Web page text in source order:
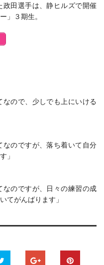
田選手は、静ヒルズで開催
」３期生。
なので、少しでも上にいける
なのですが、落ち着いて自分
」
なのですが、日々の練習の成
てがんばります」